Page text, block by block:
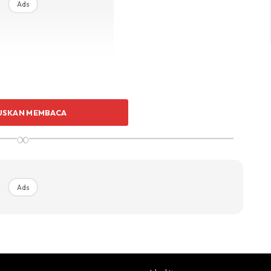
Ads
seselum tidur, bukan?
MEMBACA
∞
Ads